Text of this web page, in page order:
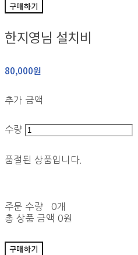
구매하기
한지영님 설치비
80,000원
추가 금액
수량
품절된 상품입니다.
주문 수량
0개
총 상품 금액 0원
구매하기